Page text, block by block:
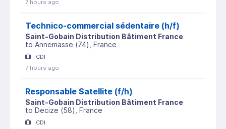
7 hours ago
Technico-commercial sédentaire (h/f)
Saint-Gobain Distribution Bâtiment France
to Annemasse (74) , France
CDI
7 hours ago
Responsable Satellite (f/h)
Saint-Gobain Distribution Bâtiment France
to Decize (58) , France
CDI